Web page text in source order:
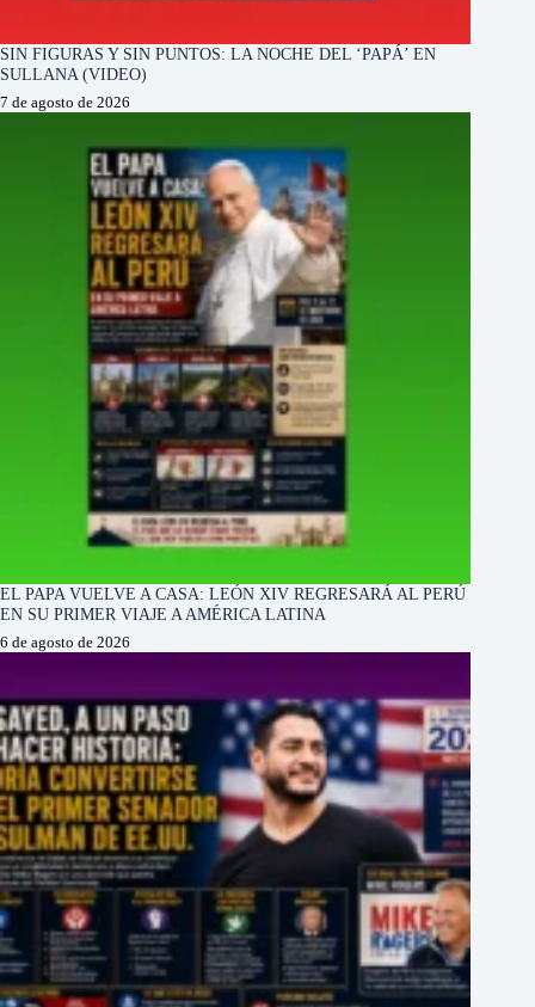
SIN FIGURAS Y SIN PUNTOS: LA NOCHE DEL ‘PAPÁ’ EN
SULLANA (VIDEO)
7 de agosto de 2026
EL PAPA VUELVE A CASA: LEÓN XIV REGRESARÁ AL PERÚ
EN SU PRIMER VIAJE A AMÉRICA LATINA
6 de agosto de 2026